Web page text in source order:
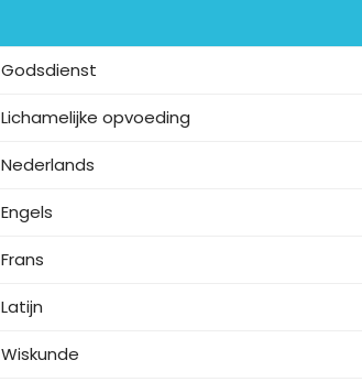
Godsdienst
Lichamelijke opvoeding
Nederlands
Engels
Frans
Latijn
Wiskunde